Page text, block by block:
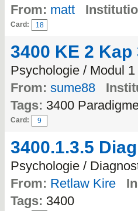
From: matt
Card: 18
3400 KE 2
Psychologie / Modul 1
From: sume88
Tags: 3400
Card: 9
3400.1.3.5
Psychologie /
From: Retlaw Kire
Tags: 3400